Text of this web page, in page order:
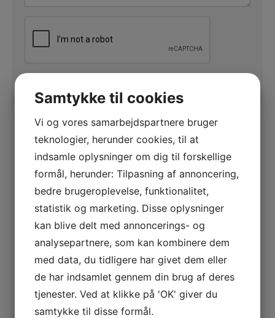
Kontakt os
Du er velkommen til at kontakte os på
telefon, eller via formularen her på siden.
Ring på +45 33 24 02 10
Send en e-mail
Showroom
Kig forbi og prøv vores Tanita vægte i vores
showroom i Søborg.
Samtykke til cookies
Vi og vores samarbejdspartnere bruger
teknologier, herunder cookies, til at
indsamle oplysninger om dig til forskellige
formål, herunder: Tilpasning af annoncering,
bedre brugeroplevelse, funktionalitet,
statistik og marketing. Disse oplysninger
kan blive delt med annoncerings- og
analysepartnere, som kan kombinere dem
med data, du tidligere har givet dem eller
de har indsamlet gennem din brug af deres
tjenester. Ved at klikke på 'OK' giver du
samtykke til disse formål.